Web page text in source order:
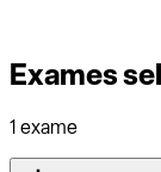
Exames
1 exame